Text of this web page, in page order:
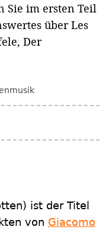
Sie im ersten Teil
über Les
Der
ist der Titel
von Giacomo